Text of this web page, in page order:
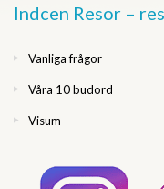
Indcen Resor –
Vanliga frågor
Våra 10 budord
Visum